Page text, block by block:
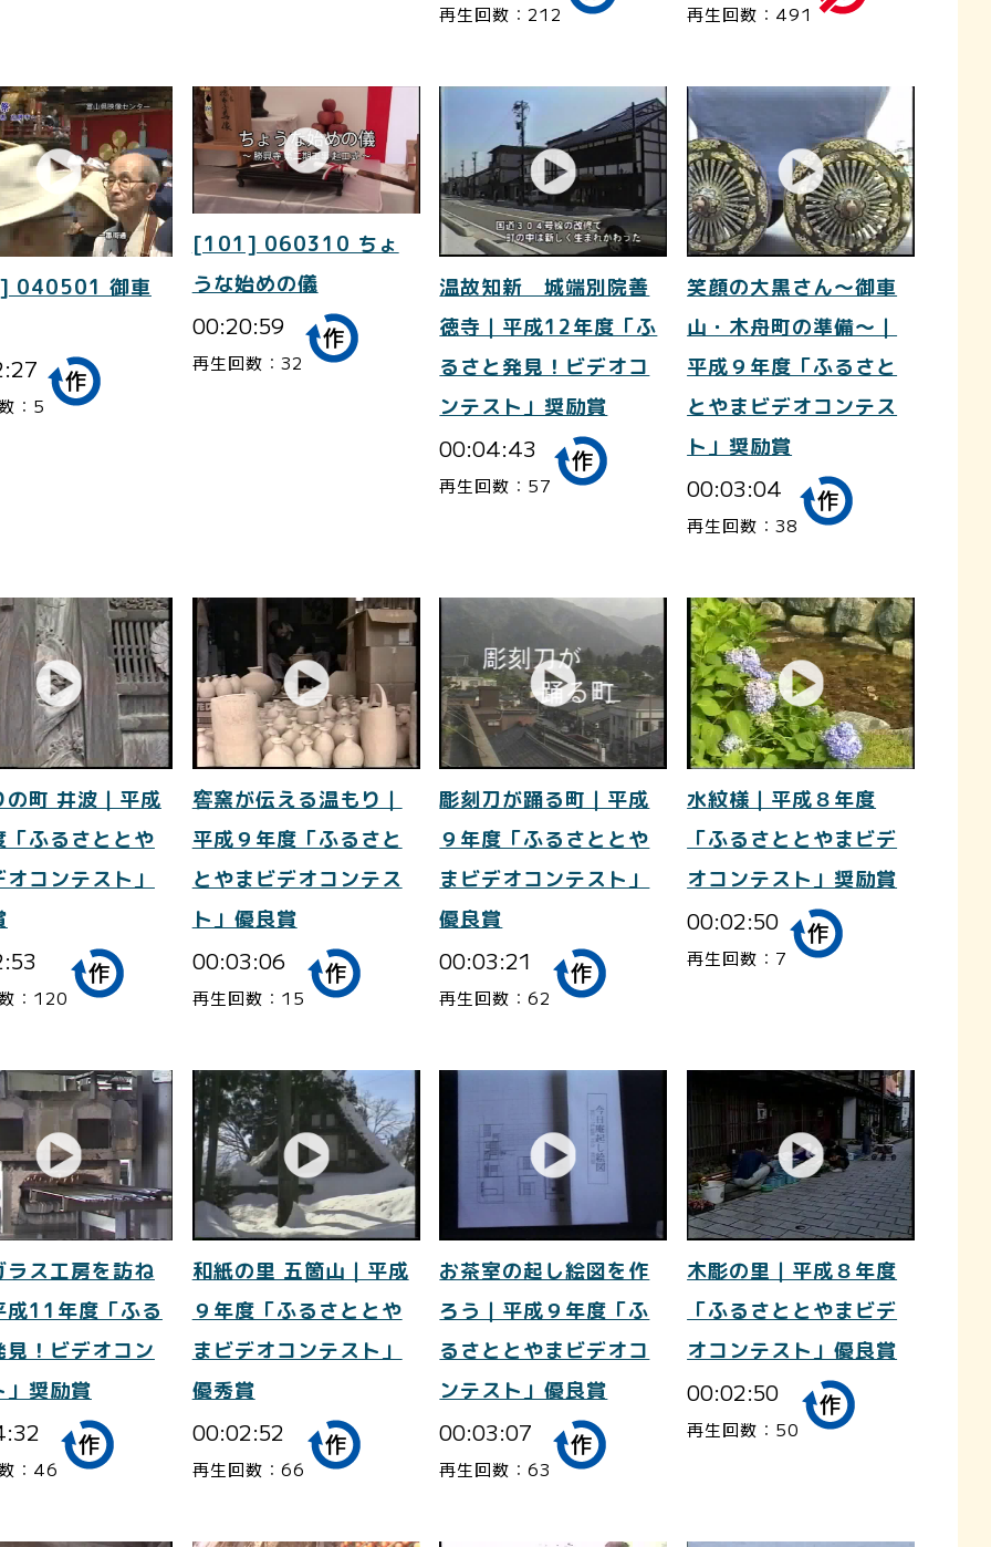
再生回数：212 再生回数：491
040501 御車
：5
[101] 060310 ちょ
うな始めの儀
00:20:59
再生回数：32
温故知新 城端別院善
徳寺｜平成12年度「ふ
るさと発見！ビデオコ
ンテスト」奨励賞
00:04:43
再生回数：57
笑顔の大黒さん～御車
山・木舟町の準備～｜
平成９年度「ふるさと
とやまビデオコンテス
ト」奨励賞
00:03:04
再生回数：38
の町 井波｜平成
「ふるさととや
コンテスト」
：120
窖窯が伝える温もり｜
平成９年度「ふるさと
とやまビデオコンテス
ト」優良賞
00:03:06
再生回数：15
彫刻刀が踊る町｜平成
９年度「ふるさととや
まビデオコンテスト」
優良賞
00:03:21
再生回数：62
水紋様｜平成８年度
「ふるさととやまビデ
オコンテスト」奨励賞
00:02:50
再生回数：7
ラス工房を訪ね
成11年度「ふる
見！ビデオコン
」奨励賞
：46
和紙の里 五箇山｜平成
９年度「ふるさととや
まビデオコンテスト」
優秀賞
00:02:52
再生回数：66
お茶室の起し絵図を作
ろう｜平成９年度「ふ
るさととやまビデオコ
ンテスト」優良賞
00:03:07
再生回数：63
木彫の里｜平成８年度
「ふるさととやまビデ
オコンテスト」優良賞
00:02:50
再生回数：50